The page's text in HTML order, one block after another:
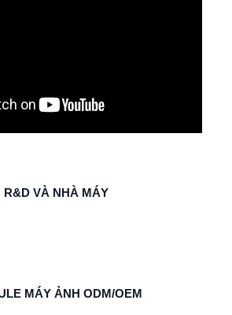
R&D VÀ NHÀ MÁY
MÁY ẢNH ODM/OEM